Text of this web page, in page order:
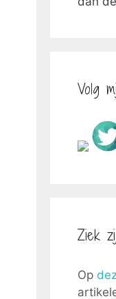
Volg
Ziek
Op